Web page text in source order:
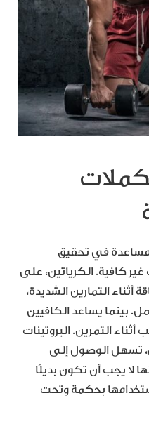
مساعدة في تحقيق
كافية. الكرياتين، على
أثناء التمارين الشديدة،
بينما يساعد الكافيين
التمرين. البروتينات
تسهل الوصول إلى
لا يجب أن تكون بديلًا
بحكمة وتحت